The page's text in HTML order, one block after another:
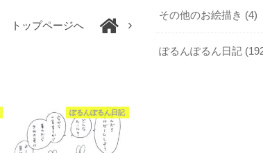
トップページへ
ぽるんぽるん日記
その他のお絵描き (4)
ぽるんぽるん日記